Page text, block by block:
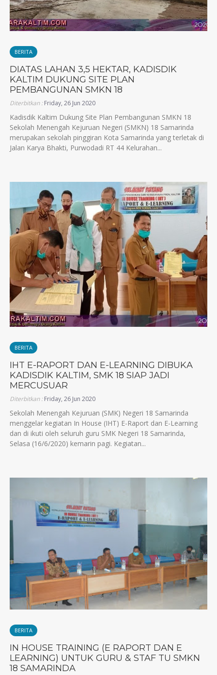
BERITA
DIATAS LAHAN 3,5 HEKTAR, KADISDIK
KALTIM DUKUNG SITE PLAN
PEMBANGUNAN SMKN 18
Diterbitkan :Friday, 26 Jun 2020
Kadisdik Kaltim Dukung Site Plan Pembangunan SMKN 18
Sekolah Menengah Kejuruan Negeri (SMKN) 18 Samarinda
merupakan sekolah pinggiran Kota Samarinda yang terletak di
Jalan Karya Bhakti, Purwodadi RT 44 Kelurahan...
BERITA
IHT E-RAPORT DAN E-LEARNING DIBUKA
KADISDIK KALTIM, SMK 18 SIAP JADI
MERCUSUAR
Diterbitkan :Friday, 26 Jun 2020
Sekolah Menengah Kejuruan (SMK) Negeri 18 Samarinda
menggelar kegiatan In House (IHT) E-Raport dan E-Learning
dan di ikuti oleh seluruh guru SMK Negeri 18 Samarinda,
Selasa (16/6/2020) kemarin pagi. Kegiatan...
BERITA
IN HOUSE TRAINING (E RAPORT DAN E
LEARNING) UNTUK GURU & STAF TU SMKN
18 SAMARINDA